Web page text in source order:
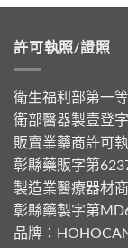
許可執照/證照
衛生福利部第一
衛部醫器製壹登
販賣業藥商許可
彰縣藥販字第
製造業醫療器材
彰縣藥製字第
品牌：